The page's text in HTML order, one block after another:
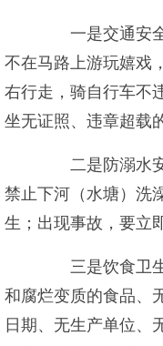
一是交通安全
不在马路上游玩嬉戏
右行走，骑自行车不
坐无证照、违章超载
二是防溺水安
禁止下河（水塘）洗
生；出现事故，要立
三是饮食卫生
和腐烂变质的食品、
日期、无生产单位、